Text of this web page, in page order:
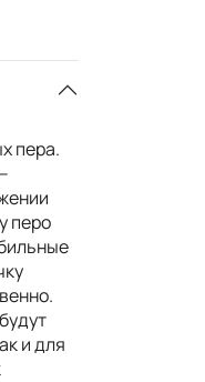
пера.
перо
и для